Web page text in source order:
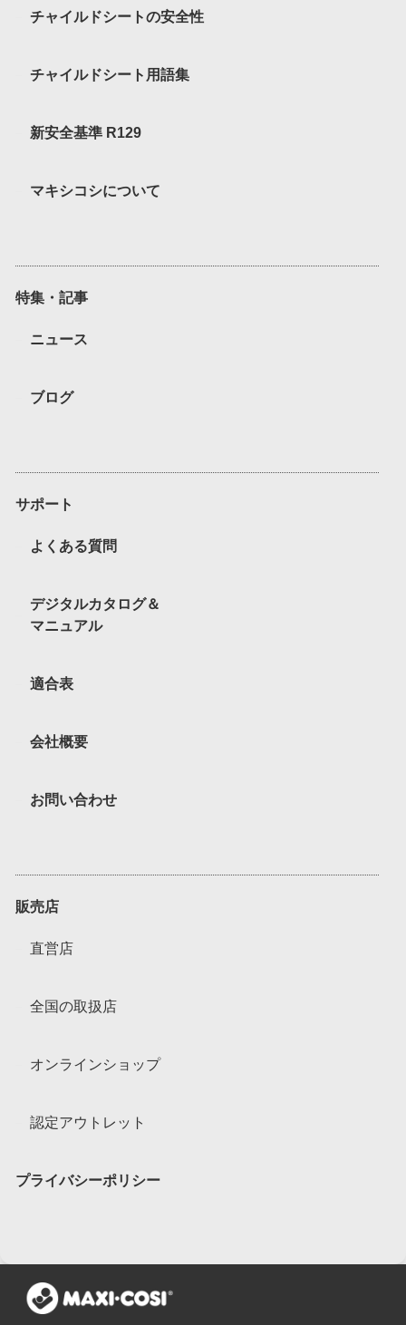
チャイルドシートの安全性
チャイルドシート用語集
新安全基準 R129
マキシコシについて
特集・記事
ニュース
ブログ
サポート
よくある質問
デジタルカタログ＆
マニュアル
適合表
会社概要
お問い合わせ
販売店
直営店
全国の取扱店
オンラインショップ
認定アウトレット
プライバシーポリシー